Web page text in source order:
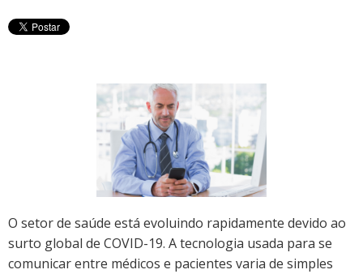
O setor de saúde está evoluindo rapidamente devido ao
surto global de COVID-19. A tecnologia usada para se
comunicar entre médicos e pacientes varia de simples